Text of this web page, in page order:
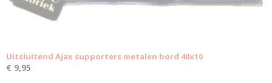
Uitsluitend Ajax supporters metalen bord 40x10
€ 9,95